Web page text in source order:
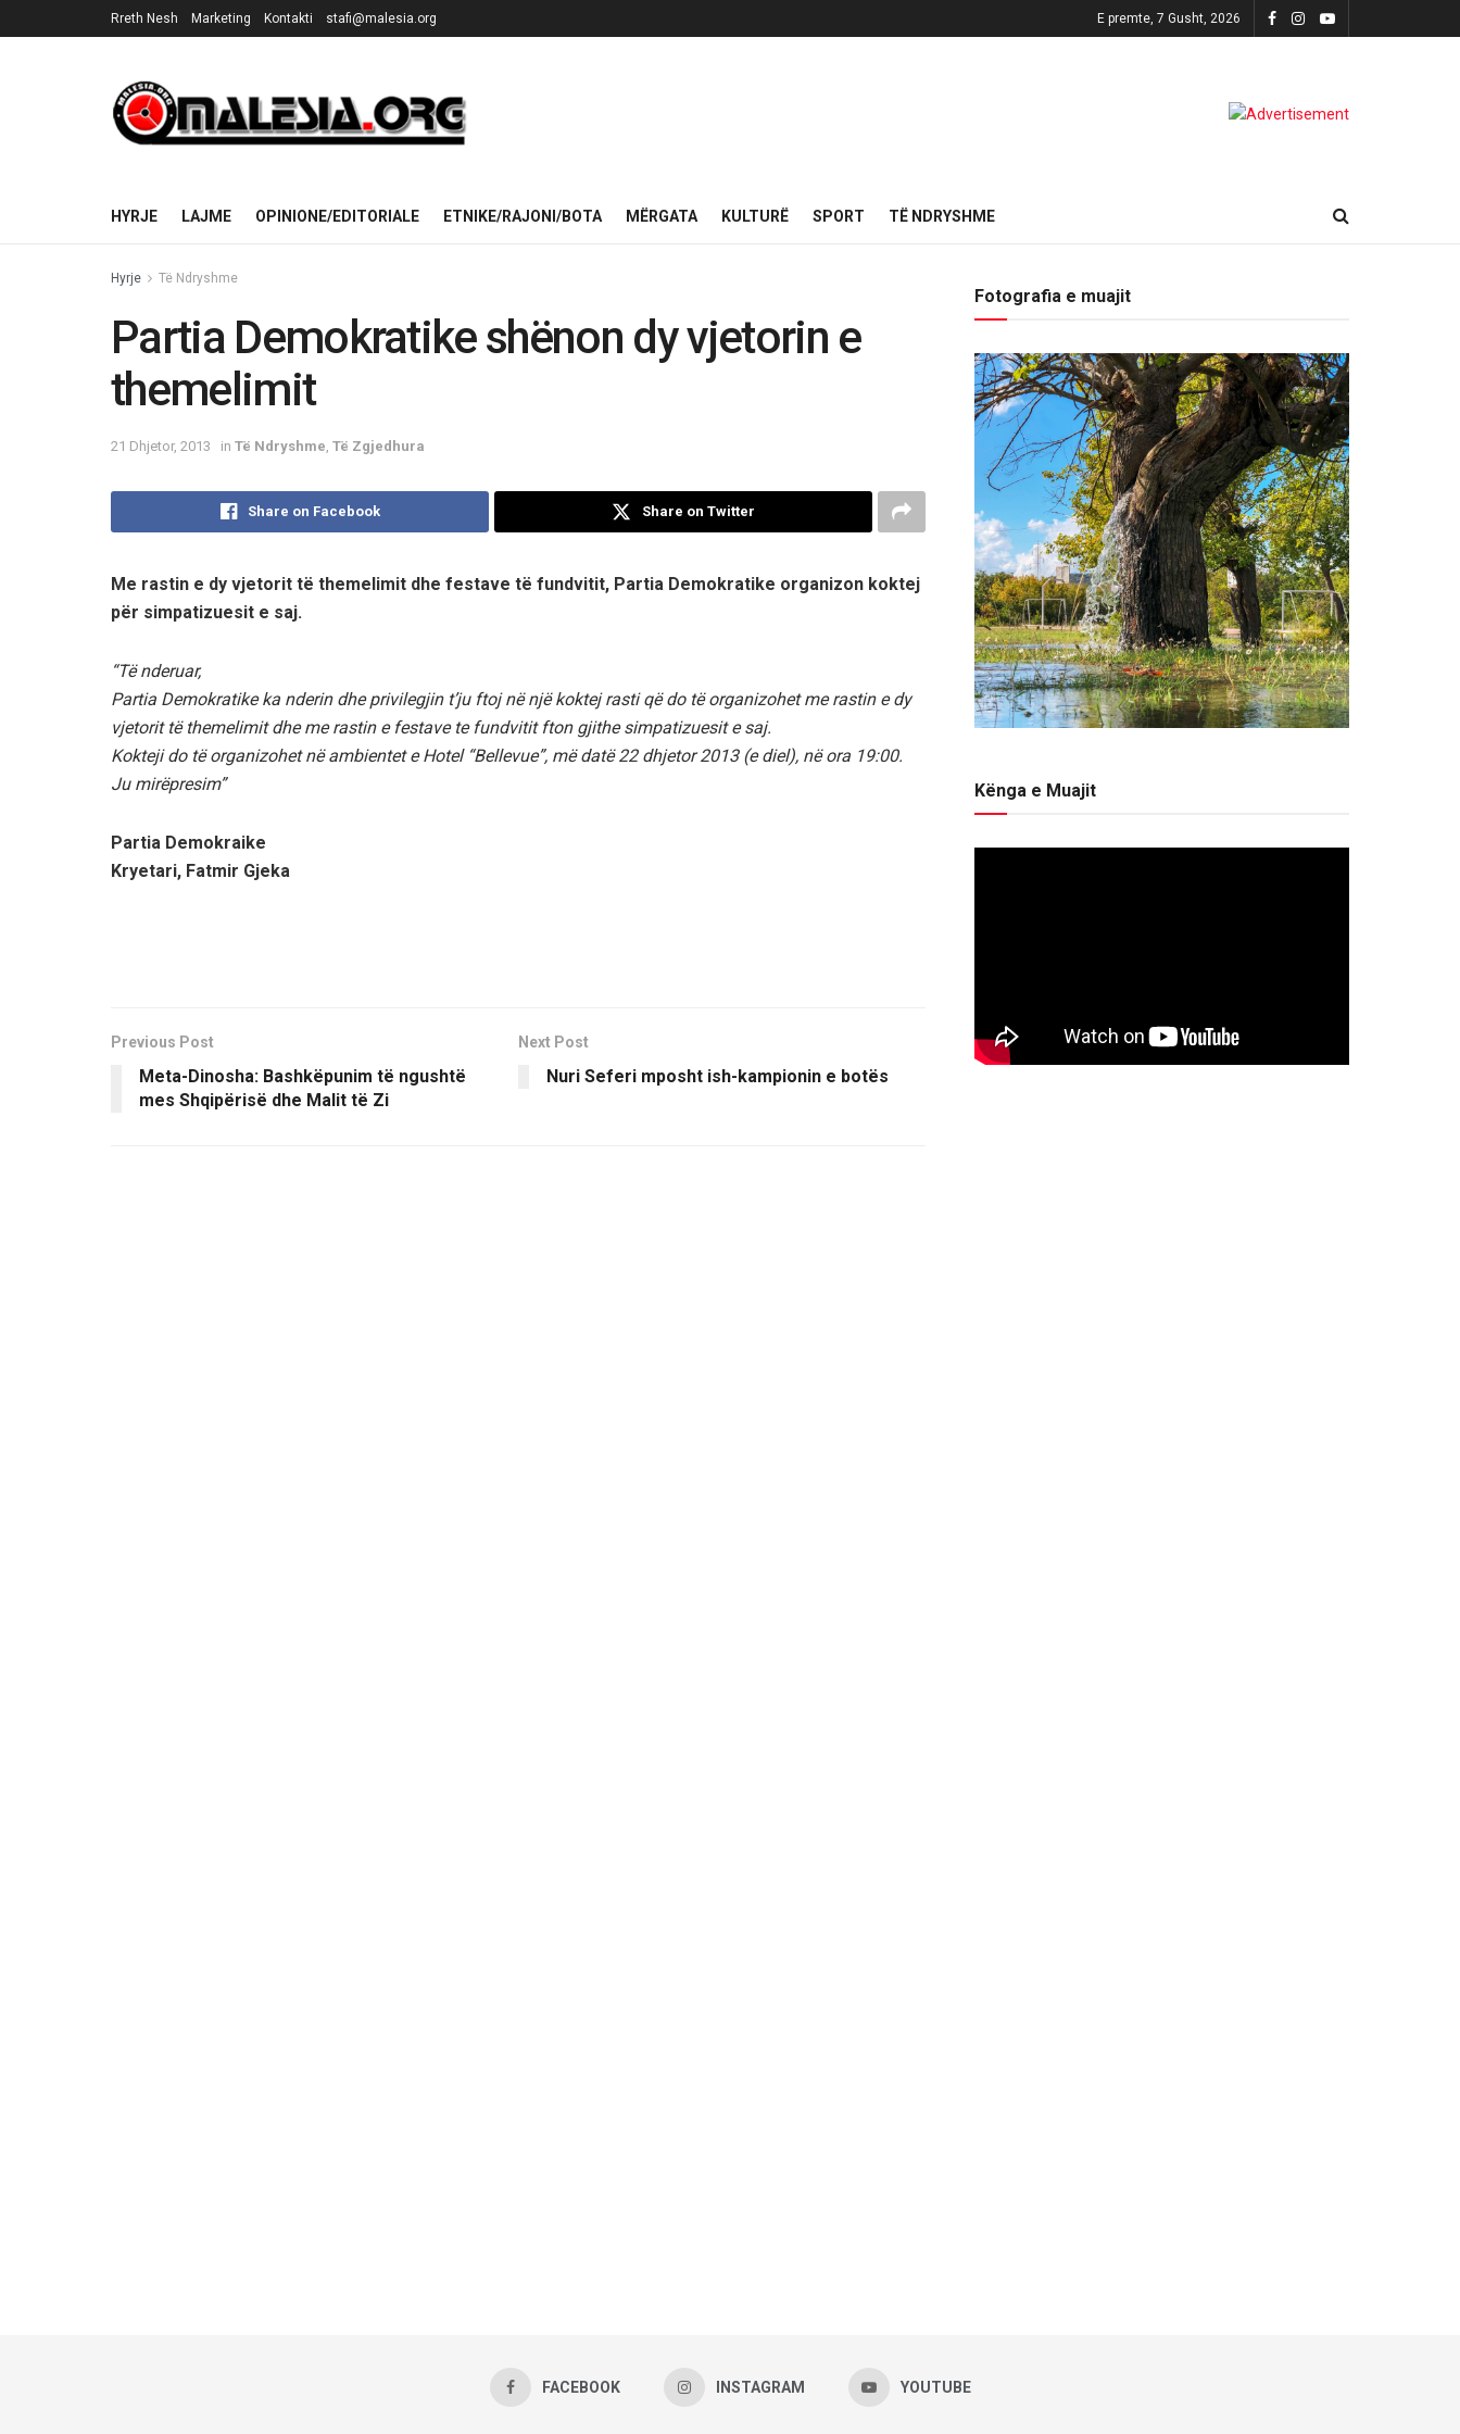
Rreth Nesh Marketing Kontakti stafi@malesia.org E premte, 7 Gusht, 2026
HYRJE LAJME OPINIONE/EDITORIALE ETNIKE/RAJONI/BOTA MËRGATA KULTURË SPORT TË NDRYSHME
Hyrje Të Ndryshme
Partia Demokratike shënon dy vjetorin e
themelimit
21 Dhjetor, 2013 in Të Ndryshme Të Zgjedhura
Share on Facebook Share on Twitter
Me rastin e dy vjetorit të themelimit dhe festave të fundvitit, Partia Demokratike organizon koktej
për simpatizuesit e saj.
“Të nderuar,
Partia Demokratike ka nderin dhe privilegjin t’ju ftoj në një koktej rasti që do të organizohet me rastin e dy
vjetorit të themelimit dhe me rastin e festave te fundvitit fton gjithe simpatizuesit e saj.
Kokteji do të organizohet në ambientet e Hotel “Bellevue”, më datë 22 dhjetor 2013 (e diel), në ora 19:00.
Ju mirëpresim”
Partia Demokraike
Kryetari, Fatmir Gjeka
Previous Post
Meta-Dinosha: Bashkëpunim të ngushtë
mes Shqipërisë dhe Malit të Zi
Next Post
Nuri Seferi mposht ish-kampionin e botës
Fotografia e muajit
Kënga e Muajit
FACEBOOK INSTAGRAM YOUTUBE